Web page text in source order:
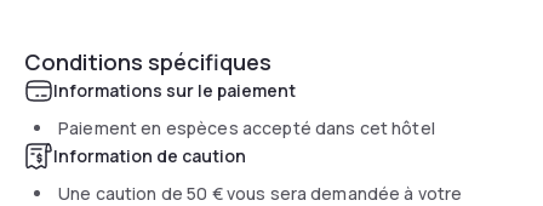
Conditions spécifiques
Informations sur le paiement
Paiement en espèces accepté dans cet hôtel
Information de caution
Une caution de50 €vous sera demandée à votre